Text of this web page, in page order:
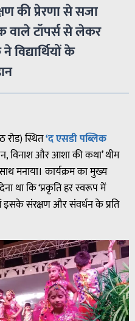
की प्रेरणा से सजा
वाले टॉपर्स से लेकर
के
रोड) स्थित‘द एसडी पब्लिक
विनाश और आशा की कथा’ थीम
मनाया। कार्यक्रम का मुख्य
था कि ‘प्रकृति हर स्वरूप में
इसके संरक्षण और संवर्धन के प्रति